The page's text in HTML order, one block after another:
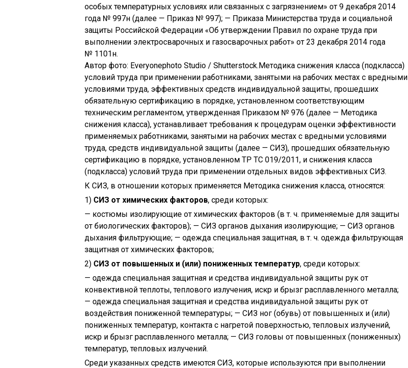
особых температурных условиях или связанных с загрязнением» от 9 декабря 2014
года № 997н (далее — Приказ № 997); — Приказа Министерства труда и социальной
защиты Российской Федерации «Об утверждении Правил по охране труда при
выполнении электросварочных и газосварочных работ» от 23 декабря 2014 года
№ 1101н.
Автор фото: Everyonephoto Studio / Shutterstock.Методика снижения класса (подкласса)
условий труда при применении работниками, занятыми на рабочих местах с вредными
условиями труда, эффективных средств индивидуальной защиты, прошедших
обязательную сертификацию в порядке, установленном соответствующим
техническим регламентом, утвержденная Приказом № 976 (далее — Методика
снижения класса), устанавливает требования к процедурам оценки эффективности
применяемых работниками, занятыми на рабочих местах с вредными условиями
труда, средств индивидуальной защиты (далее — СИЗ), прошедших обязательную
сертификацию в порядке, установленном ТР ТС 019/2011, и снижения класса
(подкласса) условий труда при применении отдельных видов эффективных СИЗ.
К СИЗ, в отношении которых применяется Методика снижения класса, относятся:
1) СИЗ от химических факторов, среди которых:
— костюмы изолирующие от химических факторов (в т. ч. применяемые для защиты
от биологических факторов); — СИЗ органов дыхания изолирующие; — СИЗ органов
дыхания фильтрующие; — одежда специальная защитная, в т. ч. одежда фильтрующая
защитная от химических факторов;
2) СИЗ от повышенных и (или) пониженных температур, среди которых:
— одежда специальная защитная и средства индивидуальной защиты рук от
конвективной теплоты, теплового излучения, искр и брызг расплавленного металла;
— одежда специальная защитная и средства индивидуальной защиты рук от
воздействия пониженной температуры; — СИЗ ног (обувь) от повышенных и (или)
пониженных температур, контакта с нагретой поверхностью, тепловых излучений,
искр и брызг расплавленного металла; — СИЗ головы от повышенных (пониженных)
температур, тепловых излучений.
Среди указанных средств имеются СИЗ, которые используются при выполнении